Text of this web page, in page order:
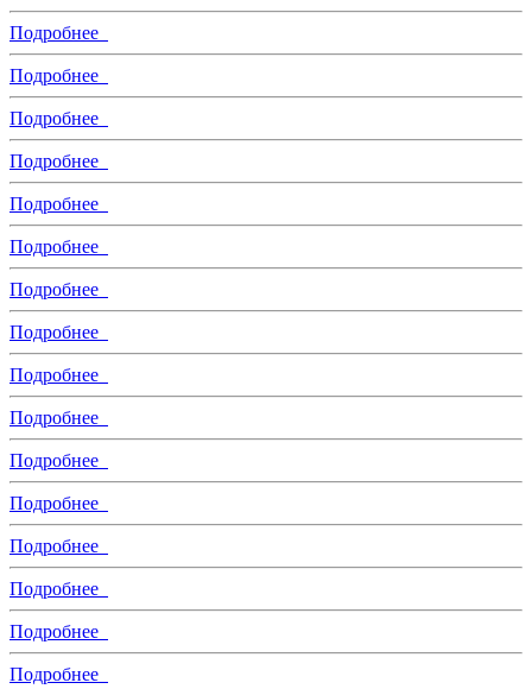
Подробнее
Подробнее
Подробнее
Подробнее
Подробнее
Подробнее
Подробнее
Подробнее
Подробнее
Подробнее
Подробнее
Подробнее
Подробнее
Подробнее
Подробнее
Подробнее